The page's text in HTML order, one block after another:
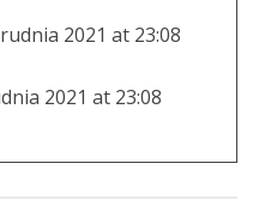
2021 at 23:08
2021 at 23:08